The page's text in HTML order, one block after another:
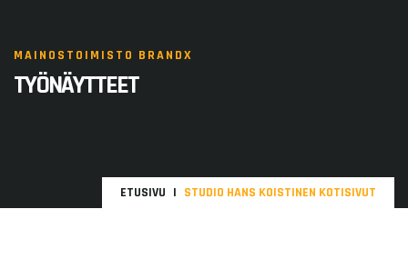
MAINOSTOIMISTO BRANDX
TYÖNÄYTTEET
ETUSIVU STUDIO HANS KOISTINEN KOTISIVUT